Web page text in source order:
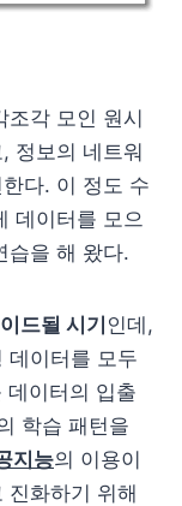
조각 모인 원시
정보의 네트워
다. 이 정도 수
데이터를 모으
습을 해 왔다.
드될 시기인데,
데이터를 모두
데이터의 입출
학습 패턴을
지능의 이용이
진화하기 위해